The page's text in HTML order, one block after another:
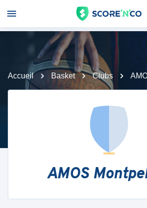
Accueil Basket Clubs
AMOS